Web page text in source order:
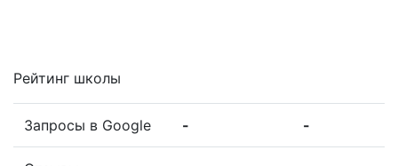
Рейтинг школы
Запросы в Google - -